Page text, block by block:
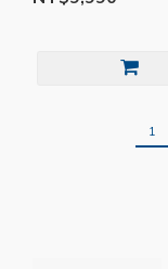
PC TMR029
1